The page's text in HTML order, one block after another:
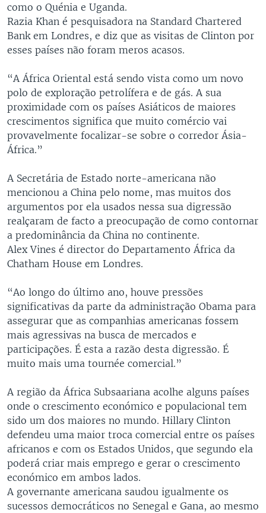
como o Quénia e Uganda.
Razia Khan é pesquisadora na Standard Chartered
Bank em Londres, e diz que as visitas de Clinton por
esses países não foram meros acasos.
“A África Oriental está sendo vista como um novo
polo de exploração petrolífera e de gás. A sua
proximidade com os países Asiáticos de maiores
crescimentos significa que muito comércio vai
provavelmente focalizar-se sobre o corredor Ásia-
África.”
A Secretária de Estado norte-americana não
mencionou a China pelo nome, mas muitos dos
argumentos por ela usados nessa sua digressão
realçaram de facto a preocupação de como contornar
a predominância da China no continente.
Alex Vines é director do Departamento África da
Chatham House em Londres.
“Ao longo do último ano, houve pressões
significativas da parte da administração Obama para
assegurar que as companhias americanas fossem
mais agressivas na busca de mercados e
participações. É esta a razão desta digressão. É
muito mais uma tournée comercial.”
A região da África Subsaariana acolhe alguns países
onde o crescimento económico e populacional tem
sido um dos maiores no mundo. Hillary Clinton
defendeu uma maior troca comercial entre os países
africanos e com os Estados Unidos, que segundo ela
poderá criar mais emprego e gerar o crescimento
económico em ambos lados.
A governante americana saudou igualmente os
sucessos democráticos no Senegal e Gana, ao mesmo